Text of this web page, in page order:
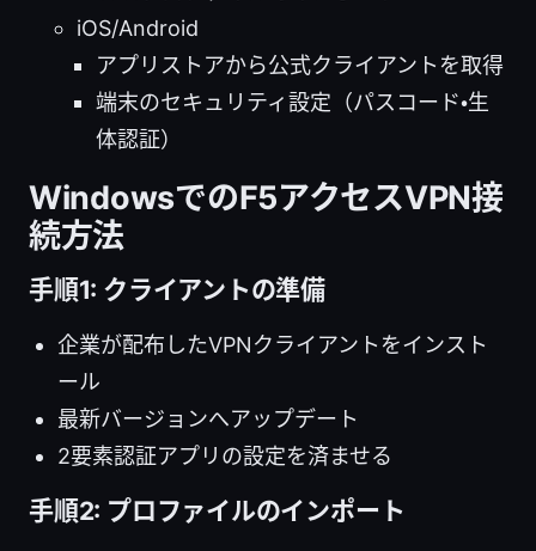
iOS/Android
アプリストアから公式クライアントを取得
端末のセキュリティ設定（パスコード・生
体認証）
WindowsでのF5アクセスVPN接
続方法
手順1: クライアントの準備
企業が配布したVPNクライアントをインスト
ール
最新バージョンへアップデート
2要素認証アプリの設定を済ませる
手順2: プロファイルのインポート